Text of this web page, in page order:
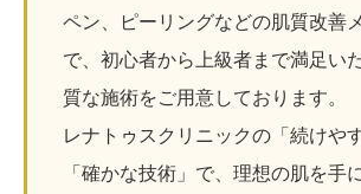
ペン、ピーリングなどの肌質改善
で、初心者から上級者まで満足い
質な施術をご用意しております。
レナトゥスクリニックの「続けや
「確かな技術」で、理想の肌を手